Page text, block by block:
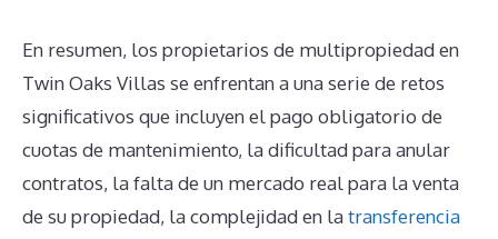
En resumen, los propietarios de multipropiedad en
Twin Oaks Villas se enfrentan a una serie de retos
significativos que incluyen el pago obligatorio de
cuotas de mantenimiento, la dificultad para anular
contratos, la falta de un mercado real para la venta
de su propiedad, la complejidad en latransferencia